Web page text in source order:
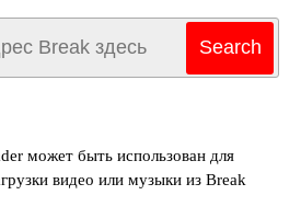
может быть использован для
видео или музыки из Break